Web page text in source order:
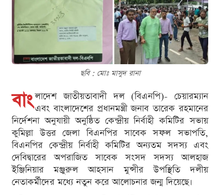
ছবি : মোঃ মাসুদ রানা
বাং লাদেশ জাতীয়তাবাদী দল (বিএনপি)- চেয়ারম্যান
এবং বাংলাদেশের প্রধানমন্ত্রী জনাব তারেক রহমানের
নির্দেশনা অনুযায়ী অনুষ্ঠিত কেন্দ্রীয় নির্বাহী কমিটির সভায়
কুমিল্লা উত্তর জেলা বিএনপির সাবেক সফল সভাপতি,
বিএনপির কেন্দ্রীয় নির্বাহী কমিটির অন্যতম সদস্য এবং
দেবিদ্বারের অপরাজিত সাবেক সংসদ সদস্য আলহাজ
ইঞ্জিনিয়ার মঞ্জুরুল আহসান মুন্সীর উপস্থিতি দলীয়
নেতাকর্মীদের মধ্যে নতুন করে আলোচনার জন্ম দিয়েছে।